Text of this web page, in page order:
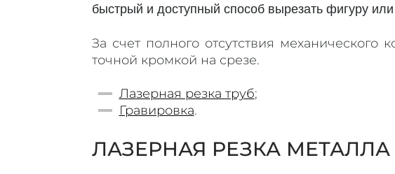
быстрый и доступный способ вырезать фигуру
За счет полного отсутствия механического
точной кромкой на срезе.
Лазерная резка труб;
Гравировка.
ЛАЗЕРНАЯ РЕЗКА МЕТАЛЛА